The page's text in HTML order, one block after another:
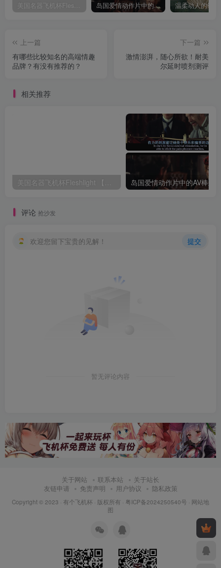
美国名器飞机杯Fleshlight 【Quickshot-Vantage 双头飞机杯】完全评测 岛国爱情动作片中的AV棒到底有多猛？成人用品震动棒的发展史！
上一篇
有哪些比较知名的高端情趣
品牌？有没有推荐的？
下一篇
激情澎湃，随心所欲！耐美
尔延时喷剂测评
相关推荐
评论 抢沙发
欢迎您留下宝贵的见解！ 提交
暂无评论内容
关于网站 联系本站
关于站长
友链申请
免责声明 用户协议 隐私政策
Copyright © 2023 · 有个飞机杯 · 版权所有 · 粤ICP备2024250540号 · 网站地
图